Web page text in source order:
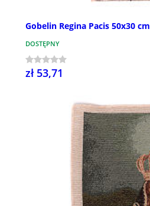
Gobelin Regina Pacis 50x30 cm
DOSTĘPNY
zł 53,71